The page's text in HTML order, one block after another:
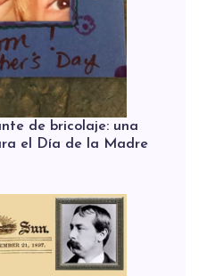
de bricolaje: una
el Día de la Madre